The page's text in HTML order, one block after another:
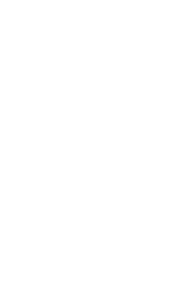
000 ₽ –
Горный
Химмаш,
–